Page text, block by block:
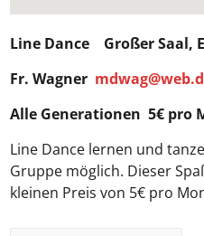
Line Dance
Großer Saal,
Fr. Wagner
Alle Generationen 5€ pro
Line Dance lernen und
Gruppe möglich. Dieser
kleinen Preis von 5€ pro